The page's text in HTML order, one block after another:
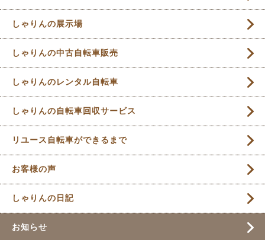
しゃりんの展示場
しゃりんの中古自転車販売
しゃりんのレンタル自転車
しゃりんの自転車回収サービス
リユース自転車ができるまで
お客様の声
しゃりんの日記
お知らせ